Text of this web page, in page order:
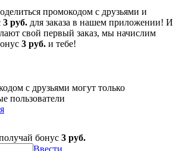
промокодом с друзьями и
3 руб. для заказа в нашем приложении! И
свой первый заказ, мы начислим
3 руб. и тебе!
с друзьями могут только
пользователи
бонус 3 руб.